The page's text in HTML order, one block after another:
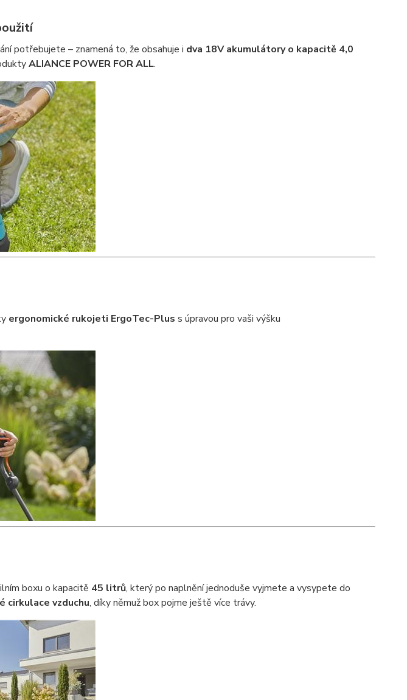
potřebujete – znamená to, že obsahuje i dva 18V akumulátory o kapacitě 4,0
ALIANCE POWER FOR ALL.
ergonomické rukojeti ErgoTec-Plus s úpravou pro vaši výšku
boxu o kapacitě 45 litrů, který po naplnění jednoduše vyjmete a vysypete do
cirkulace vzduchu, díky němuž box pojme ještě více trávy.